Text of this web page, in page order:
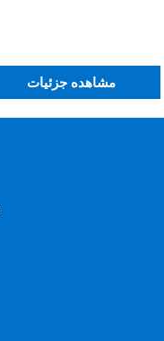
مشاهده جزئیات